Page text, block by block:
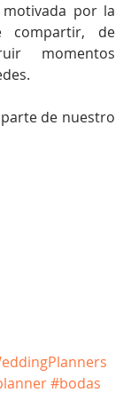
por la
compartir, de
momentos
de nuestro
#bodas